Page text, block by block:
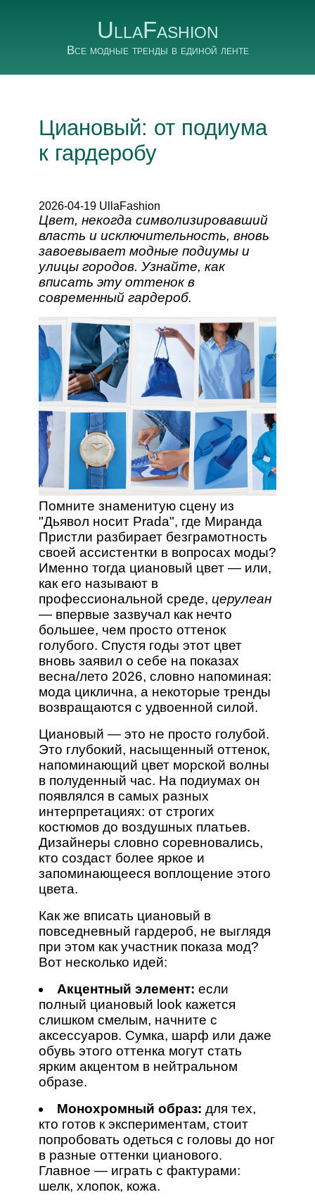
UllaFashion
Все модные тренды в единой ленте
Циановый: от подиума
к гардеробу
2026-04-19 UllaFashion
Цвет, некогда символизировавший
власть и исключительность, вновь
завоевывает модные подиумы и
улицы городов. Узнайте, как
вписать эту оттенок в
современный гардероб.
Помните знаменитую сцену из
"Дьявол носит Prada", где Миранда
Пристли разбирает безграмотность
своей ассистентки в вопросах моды?
Именно тогда циановый цвет — или,
как его называют в
профессиональной среде, церулеан
— впервые зазвучал как нечто
большее, чем просто оттенок
голубого. Спустя годы этот цвет
вновь заявил о себе на показах
весна/лето 2026, словно напоминая:
мода циклична, а некоторые тренды
возвращаются с удвоенной силой.
Циановый — это не просто голубой.
Это глубокий, насыщенный оттенок,
напоминающий цвет морской волны
в полуденный час. На подиумах он
появлялся в самых разных
интерпретациях: от строгих
костюмов до воздушных платьев.
Дизайнеры словно соревновались,
кто создаст более яркое и
запоминающееся воплощение этого
цвета.
Как же вписать циановый в
повседневный гардероб, не выглядя
при этом как участник показа мод?
Вот несколько идей:
Акцентный элемент: если
полный циановый look кажется
слишком смелым, начните с
аксессуаров. Сумка, шарф или даже
обувь этого оттенка могут стать
ярким акцентом в нейтральном
образе.
Монохромный образ: для тех,
кто готов к экспериментам, стоит
попробовать одеться с головы до ног
в разные оттенки цианового.
Главное — играть с фактурами:
шелк, хлопок, кожа.